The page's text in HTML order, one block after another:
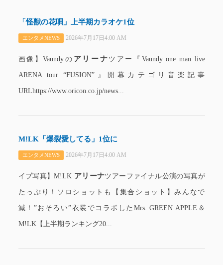
「怪獣の花唄」上半期カラオケ1位
エンタメNEWS 2026年7月17日4:00 AM
画像】Vaundyの アリーナ ツアー『Vaundy one man live
ARENA tour “FUSION”』開幕カテゴリ音楽記事
URLhttps://www.oricon.co.jp/news...
M!LK「爆裂愛してる」1位に
エンタメNEWS 2026年7月17日4:00 AM
イブ写真】M!LK アリーナツアーファイナル公演の写真が
たっぷり！ソロショットも【集合ショット】みんなで
滅！”おそろい”衣装でコラボしたMrs. GREEN APPLE＆
M!LK【上半期ランキング20...